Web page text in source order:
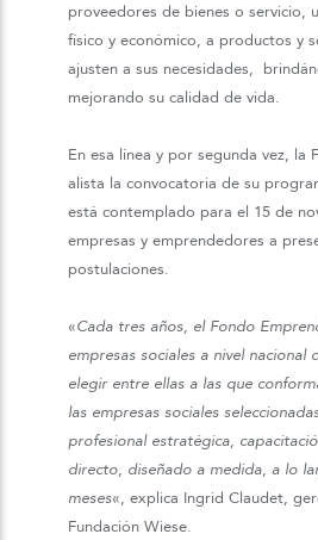
proveedores de bienes o servicio,
físico y económico, a productos y
ajusten a sus necesidades,
mejorando su calidad de vida.
En esa línea y por segunda vez, la
alista la convocatoria de su
está contemplado para el 15 de
empresas y emprendedores a
postulaciones.
«Cada tres años, el Fondo
empresas sociales a nivel
elegir entre ellas a las que
las empresas sociales
profesional estratégica,
directo, diseñado a medida, a lo
meses«, explica Ingrid Claudet,
Fundación Wiese.